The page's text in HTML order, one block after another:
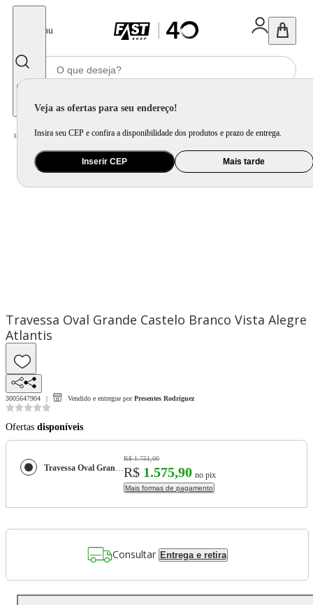
Menu
Veja as ofertas para seu endereço!
Insira seu CEP e confira a disponibilidade dos produtos e prazo de entrega.
Inserir CEP Mais tarde
Home Utilidade Doméstica Cozinha / Assadeira, Forma e Travessa
Travessa Oval Grande Castelo Branco Vista Alegre
Atlantis
3005647904 Vendido e entregue por Presentes Rodriguez
Ofertas disponíveis
Travessa Oval Grande Castelo Branco Vista Alegre Atlantis
R$ 1.751,00
R$ 1.575,90 no pix
Mais formas de pagamento
Consultar Entrega e retira